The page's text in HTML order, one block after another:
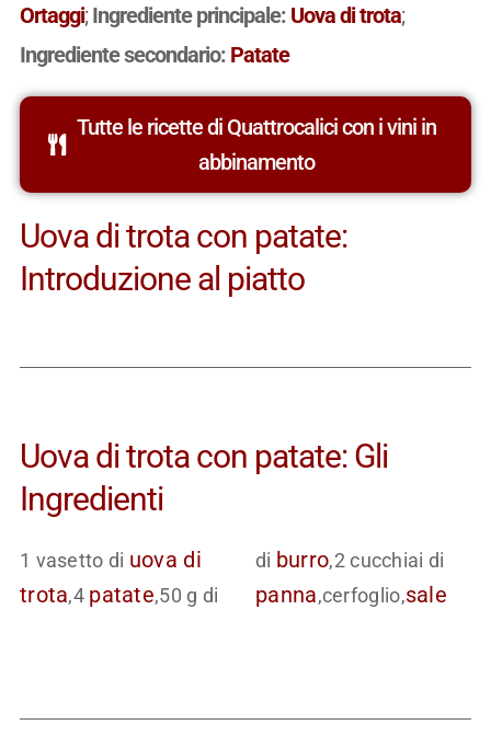
Ortaggi;Ingrediente principale: Uova di trota;
Ingrediente secondario: Patate
Tutte le ricette di Quattrocalici con i vini in
abbinamento
Uova di trota con patate:
Introduzione al piatto
Uova di trota con patate: Gli
Ingredienti
1 vasetto di uova di
trota,4 patate,50 g di
di burro,2 cucchiai di
panna,cerfoglio,sale